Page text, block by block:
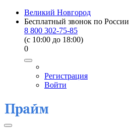
Великий Новгород
Бесплатный звонок по России
8 800 302-75-85
(c 10:00 до 18:00)
0
Регистрация
Войти